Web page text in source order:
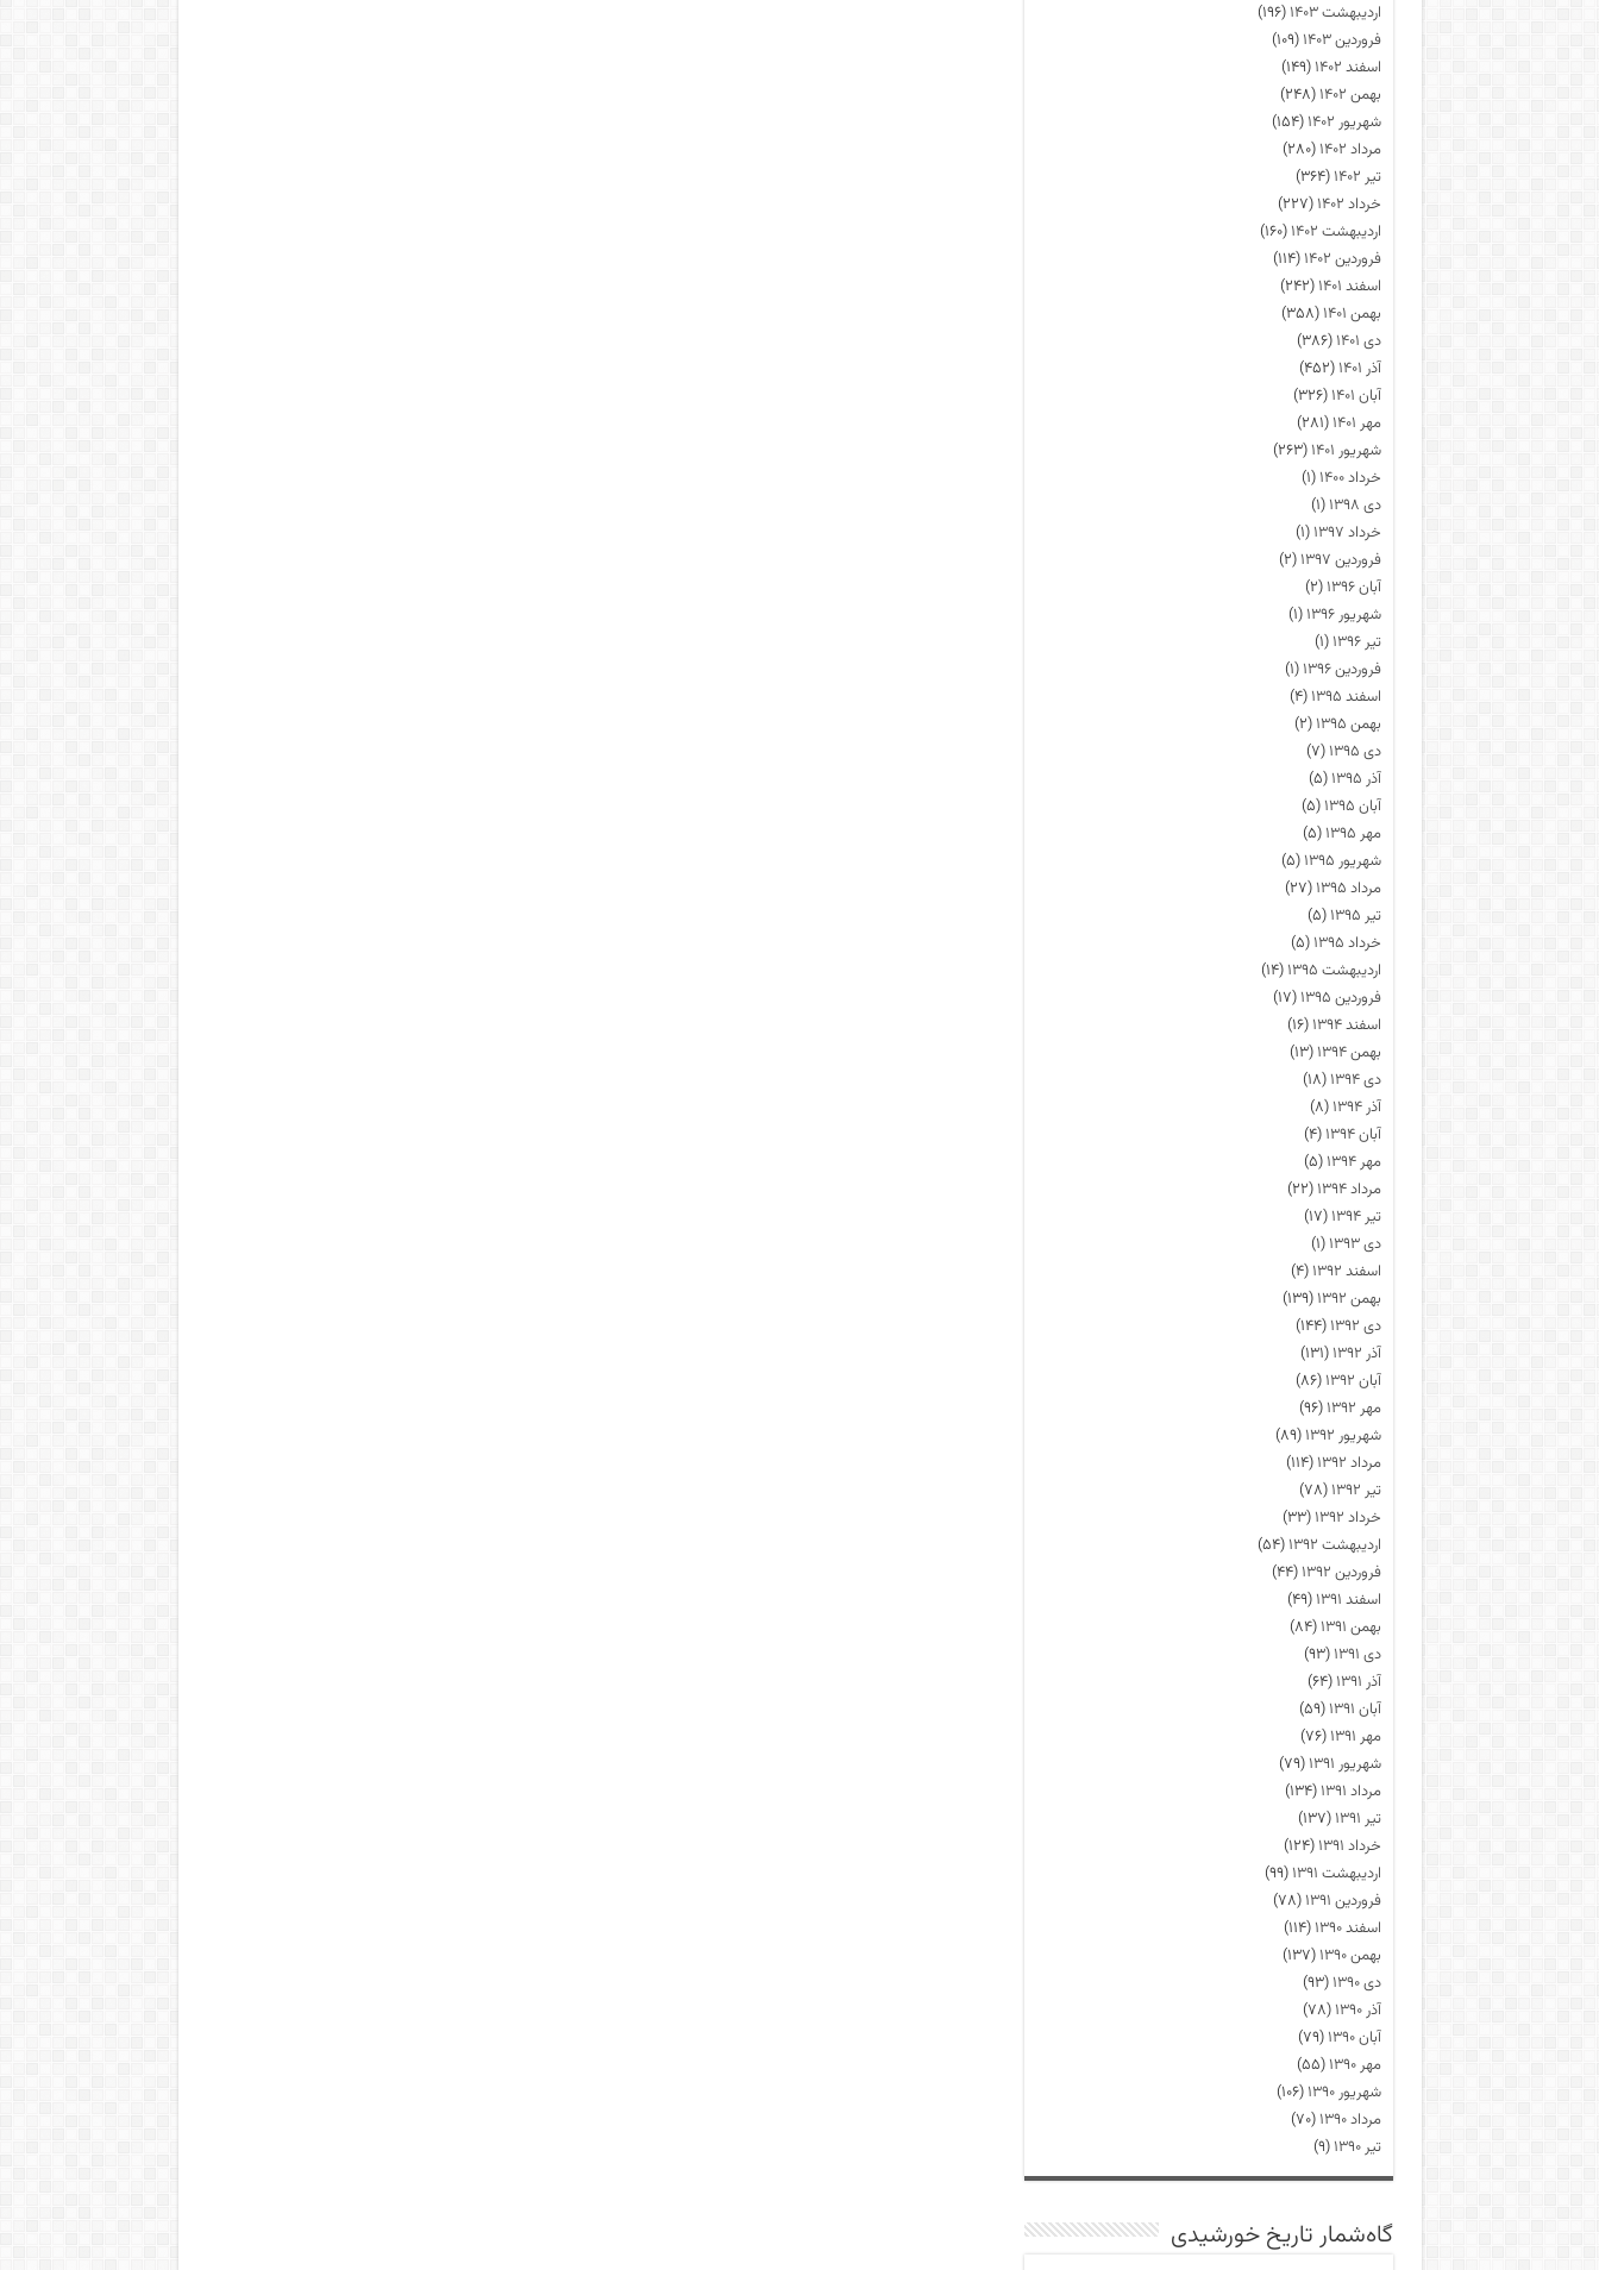
اردیبهشت ۱۴۰۳
(۱۹۶)
فروردین ۱۴۰۳
(۱۰۹)
اسفند ۱۴۰۲
(۱۴۹)
بهمن ۱۴۰۲
(۲۴۸)
شهریور ۱۴۰۲
(۱۵۴)
مرداد ۱۴۰۲
(۲۸۰)
تیر ۱۴۰۲
(۳۶۴)
خرداد ۱۴۰۲
(۲۲۷)
اردیبهشت ۱۴۰۲
(۱۶۰)
فروردین ۱۴۰۲
(۱۱۴)
اسفند ۱۴۰۱
(۲۴۲)
بهمن ۱۴۰۱
(۳۵۸)
دی ۱۴۰۱
(۳۸۶)
آذر ۱۴۰۱
(۴۵۲)
آبان ۱۴۰۱
(۳۲۶)
مهر ۱۴۰۱
(۲۸۱)
شهریور ۱۴۰۱
(۲۶۳)
خرداد ۱۴۰۰
(۱)
دی ۱۳۹۸
(۱)
خرداد ۱۳۹۷
(۱)
فروردین ۱۳۹۷
(۲)
آبان ۱۳۹۶
(۲)
شهریور ۱۳۹۶
(۱)
تیر ۱۳۹۶
(۱)
فروردین ۱۳۹۶
(۱)
اسفند ۱۳۹۵
(۴)
بهمن ۱۳۹۵
(۲)
دی ۱۳۹۵
(۷)
آذر ۱۳۹۵
(۵)
آبان ۱۳۹۵
(۵)
مهر ۱۳۹۵
(۵)
شهریور ۱۳۹۵
(۵)
مرداد ۱۳۹۵
(۲۷)
تیر ۱۳۹۵
(۵)
خرداد ۱۳۹۵
(۵)
اردیبهشت ۱۳۹۵
(۱۴)
فروردین ۱۳۹۵
(۱۷)
اسفند ۱۳۹۴
(۱۶)
بهمن ۱۳۹۴
(۱۳)
دی ۱۳۹۴
(۱۸)
آذر ۱۳۹۴
(۸)
آبان ۱۳۹۴
(۴)
مهر ۱۳۹۴
(۵)
مرداد ۱۳۹۴
(۲۲)
تیر ۱۳۹۴
(۱۷)
دی ۱۳۹۳
(۱)
اسفند ۱۳۹۲
(۴)
بهمن ۱۳۹۲
(۱۳۹)
دی ۱۳۹۲
(۱۴۴)
آذر ۱۳۹۲
(۱۳۱)
آبان ۱۳۹۲
(۸۶)
مهر ۱۳۹۲
(۹۶)
شهریور ۱۳۹۲
(۸۹)
مرداد ۱۳۹۲
(۱۱۴)
تیر ۱۳۹۲
(۷۸)
خرداد ۱۳۹۲
(۳۳)
اردیبهشت ۱۳۹۲
(۵۴)
فروردین ۱۳۹۲
(۴۴)
اسفند ۱۳۹۱
(۴۹)
بهمن ۱۳۹۱
(۸۴)
دی ۱۳۹۱
(۹۳)
آذر ۱۳۹۱
(۶۴)
آبان ۱۳۹۱
(۵۹)
مهر ۱۳۹۱
(۷۶)
شهریور ۱۳۹۱
(۷۹)
مرداد ۱۳۹۱
(۱۳۴)
تیر ۱۳۹۱
(۱۳۷)
خرداد ۱۳۹۱
(۱۲۴)
اردیبهشت ۱۳۹۱
(۹۹)
فروردین ۱۳۹۱
(۷۸)
اسفند ۱۳۹۰
(۱۱۴)
بهمن ۱۳۹۰
(۱۳۷)
دی ۱۳۹۰
(۹۳)
آذر ۱۳۹۰
(۷۸)
آبان ۱۳۹۰
(۷۹)
مهر ۱۳۹۰
(۵۵)
شهریور ۱۳۹۰
(۱۰۶)
مرداد ۱۳۹۰
(۷۰)
تیر ۱۳۹۰
(۹)
گاه‌شمار تاریخ خورشیدی